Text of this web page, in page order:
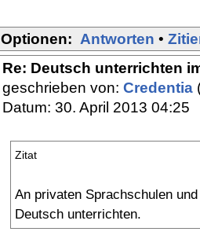
Optionen: Antworten •
Re: Deutsch unterrichten
geschrieben von: Credentia
Datum: 30. April 2013 04:25
Zitat
An privaten Sprachschulen
Deutsch unterrichten.